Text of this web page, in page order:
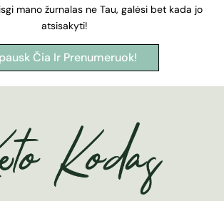
mano žurnalas ne Tau, galėsi bet kada jo
atsisakyti!
Čia Ir Prenumeruok!